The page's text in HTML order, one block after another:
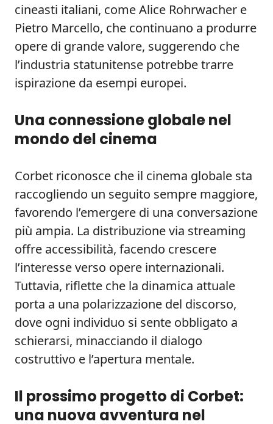
cineasti italiani, come Alice Rohrwacher e
Pietro Marcello, che continuano a produrre
opere di grande valore, suggerendo che
l’industria statunitense potrebbe trarre
ispirazione da esempi europei.
Una connessione globale nel
mondo del cinema
Corbet riconosce che il cinema globale sta
raccogliendo un seguito sempre maggiore,
favorendo l’emergere di una conversazione
più ampia. La distribuzione via streaming
offre accessibilità, facendo crescere
l’interesse verso opere internazionali.
Tuttavia, riflette che la dinamica attuale
porta a una polarizzazione del discorso,
dove ogni individuo si sente obbligato a
schierarsi, minacciando il dialogo
costruttivo e l’apertura mentale.
Il prossimo progetto di Corbet:
una nuova avventura nel